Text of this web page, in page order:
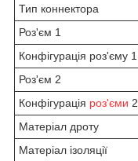
Тип коннектора
Роз'єм 1
Конфігурація роз'єму 1
Роз'єм 2
Конфігурація роз'єми 2
Матеріал дроту
Матеріал ізоляції